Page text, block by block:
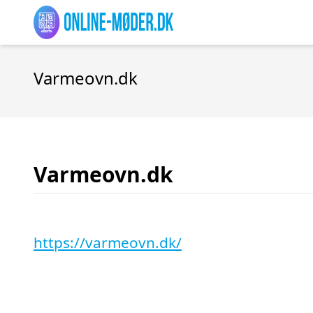
Varmeovn.dk
Varmeovn.dk
https://varmeovn.dk/